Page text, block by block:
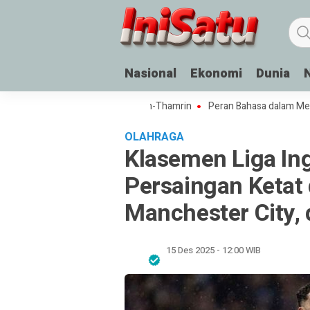
Nasional Ekonomi Dunia
Hadir di Jalur Sudirman-Thamrin Peran Bahasa dalam
OLAHRAGA
Klasemen Liga
Persaingan
Manchester
15 Des 2025 - 12:00 WIB